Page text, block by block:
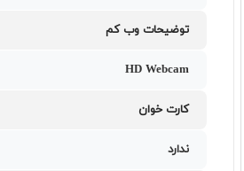
توضیحات وب کم
HD Webcam
کارت خوان
ندارد